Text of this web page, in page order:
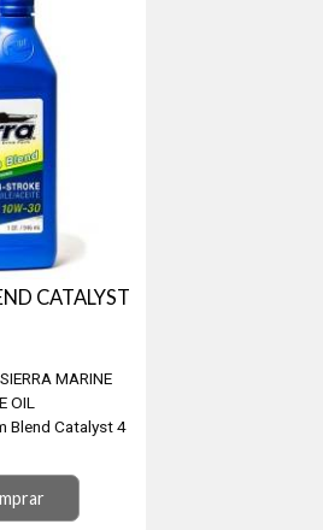
CATALYST
MARINE
OIL
Blend Catalyst 4
de 4 tiempos
Catalizador* o sin
para uso